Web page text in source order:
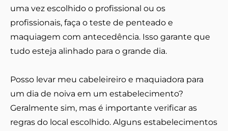
uma vez escolhido o profissional ou os
profissionais, faça o teste de penteado e
maquiagem com antecedência. Isso garante que
tudo esteja alinhado para o grande dia.
Posso levar meu cabeleireiro e maquiadora para
um dia de noiva em um estabelecimento?
Geralmente sim, mas é importante verificar as
regras do local escolhido. Alguns estabelecimentos